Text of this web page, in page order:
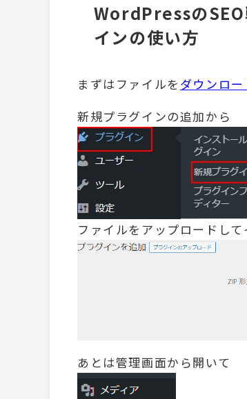
WordPressのSEO
インの使い方
まずはファイルを ダウンロー
新規プラグインの追加から
ファイルをアップロードし
あとは管理画面から開いて